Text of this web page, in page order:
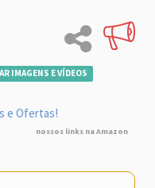
IMAGENS E VÍDEOS
e Ofertas!
nossos links na Amazon